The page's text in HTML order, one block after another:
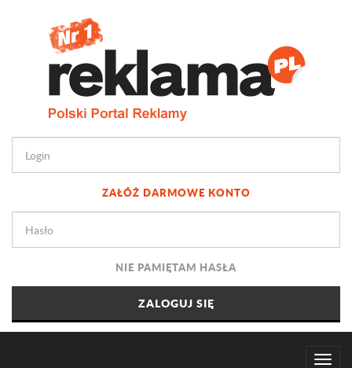
ZAŁÓŻ DARMOWE KONTO
NIE PAMIĘTAM HASŁA